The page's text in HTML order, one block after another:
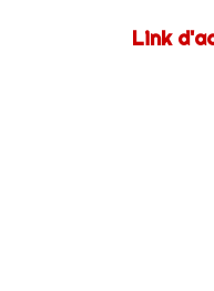
Link